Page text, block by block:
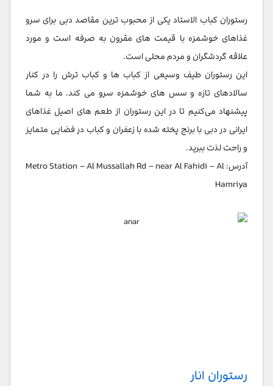
رستوران کباب الاستاد یکی از محبوب ترین مقاصد دبی برای سرو
غذاهای خوشمزه با قیمت های مقرون به صرفه است و مورد
علاقه گردشگران و مردم محلی است.
این رستوران طیف وسیعی از کباب ها و کباب ترش را در کنار
سالادهای تازه و سس های خوشمزه سرو می کند. ما به شما
پیشنهاد می‌کنیم تا در این رستوران از طعم های اصیل غذاهای
ایرانی در دبی با برنج پخته شده با زعفران و کباب در فضایی متمایز
و راحت لذت ببرید.
آدرس: Metro Station – Al Mussallah Rd – near Al Fahidi – Al
Hamriya
رستوران انار